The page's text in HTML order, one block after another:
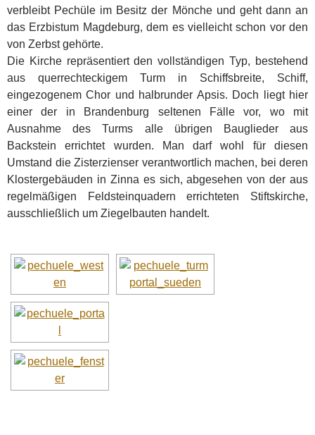
verbleibt Pechüle im Besitz der Mönche und geht dann an
das Erzbistum Magdeburg, dem es vielleicht schon vor den
von Zerbst gehörte.
Die Kirche repräsentiert den vollständigen Typ, bestehend
aus querrechteckigem Turm in Schiffsbreite, Schiff,
eingezogenem Chor und halbrunder Apsis. Doch liegt hier
einer der in Brandenburg seltenen Fälle vor, wo mit
Ausnahme des Turms alle übrigen Bauglieder aus
Backstein errichtet wurden. Man darf wohl für diesen
Umstand die Zisterzienser verantwortlich machen, bei deren
Klostergebäuden in Zinna es sich, abgesehen von der aus
regelmäßigen Feldsteinquadern errichteten Stiftskirche,
ausschließlich um Ziegelbauten handelt.